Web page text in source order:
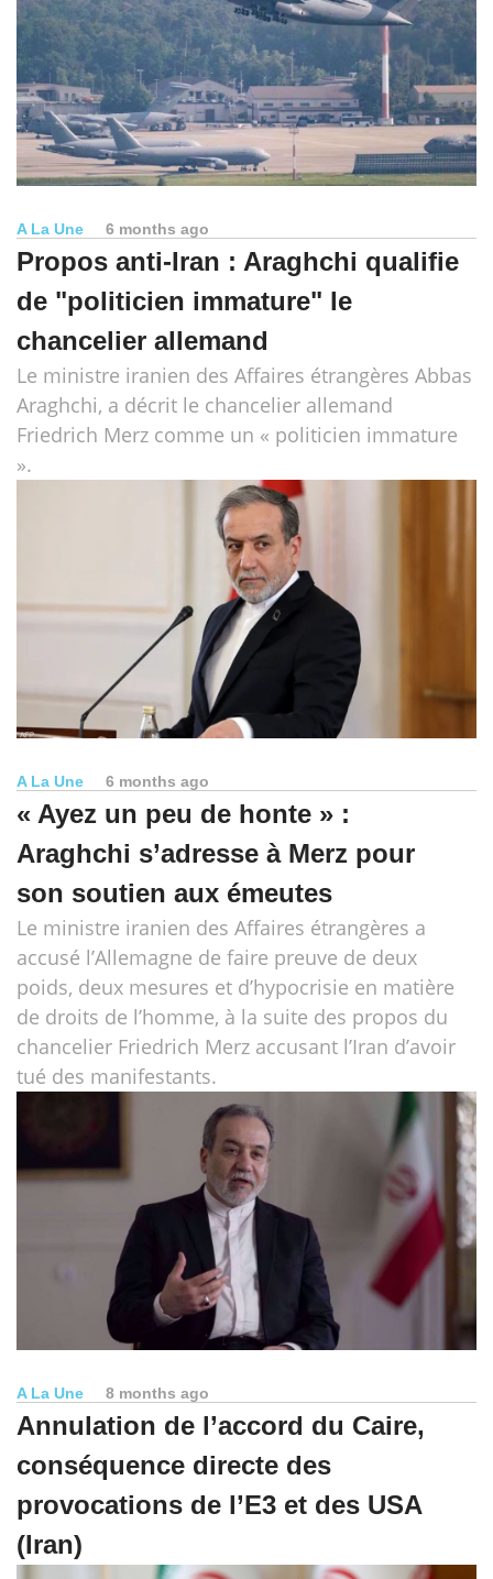
A La Une 6 months ago
Propos anti-Iran : Araghchi qualifie
de "politicien immature" le
chancelier allemand
Le ministre iranien des Affaires étrangères Abbas
Araghchi, a décrit le chancelier allemand
Friedrich Merz comme un « politicien immature
».
A La Une 6 months ago
« Ayez un peu de honte » :
Araghchi s’adresse à Merz pour
son soutien aux émeutes
Le ministre iranien des Affaires étrangères a
accusé l’Allemagne de faire preuve de deux
poids, deux mesures et d’hypocrisie en matière
de droits de l’homme, à la suite des propos du
chancelier Friedrich Merz accusant l’Iran d’avoir
tué des manifestants.
A La Une 8 months ago
Annulation de l’accord du Caire,
conséquence directe des
provocations de l’E3 et des USA
(Iran)